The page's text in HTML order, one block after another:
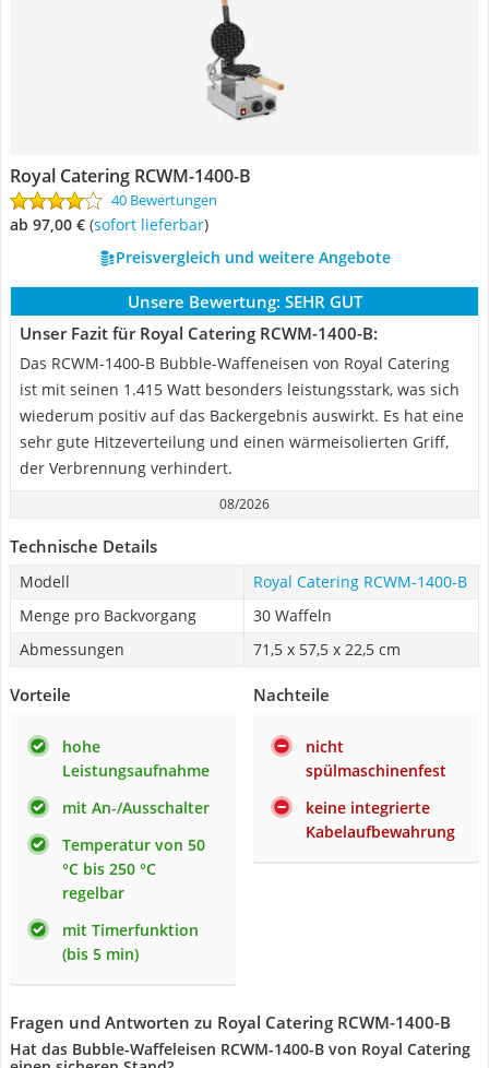
Royal Catering RCWM-1400-B
40 Bewertungen
ab 97,00 € ( Sofort lieferbar)
Preisvergleich und weitere Angebote
Unsere Bewertung: SEHR GUT
Unser Fazit für Royal Catering RCWM-1400-B:
Das RCWM-1400-B Bubble-Waffeneisen von Royal Catering
ist mit seinen 1.415 Watt besonders leistungsstark, was sich
wiederum positiv auf das Backergebnis auswirkt. Es hat eine
sehr gute Hitzeverteilung und einen wärmeisolierten Griff,
der Verbrennung verhindert.
08/2026
Technische Details
Modell
Royal Catering RCWM-1400-B
Menge pro Backvorgang
30 Waffeln
Abmessungen
71,5 x 57,5 x 22,5 cm
Vorteile
hohe
Leistungsaufnahme
mit An-/Ausschalter
Temperatur von 50
°C bis 250 °C
regelbar
mit Timerfunktion
(bis 5 min)
Nachteile
nicht
spülmaschinenfest
keine integrierte
Kabelaufbewahrung
Fragen und Antworten zu Royal Catering RCWM-1400-B
Hat das Bubble-Waffeleisen RCWM-1400-B von Royal Catering